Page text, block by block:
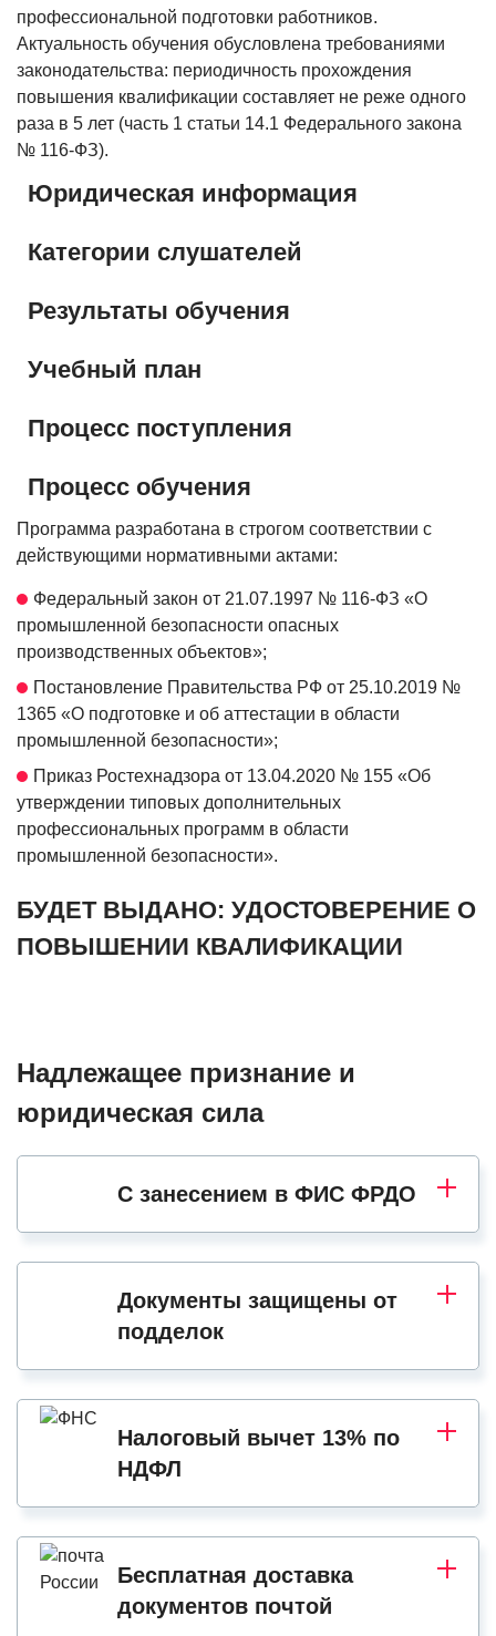
профессиональной подготовки работников.
Актуальность обучения обусловлена требованиями
законодательства: периодичность прохождения
повышения квалификации составляет не реже одного
раза в 5 лет (часть 1 статьи 14.1 Федерального закона
№ 116-ФЗ).
Юридическая информация
Программа разработана в строгом соответствии с
действующими нормативными актами:
Федеральный закон от 21.07.1997 № 116-ФЗ «О
промышленной безопасности опасных
производственных объектов»;
Постановление Правительства РФ от 25.10.2019 №
1365 «О подготовке и об аттестации в области
промышленной безопасности»;
Приказ Ростехнадзора от 13.04.2020 № 155 «Об
утверждении типовых дополнительных
профессиональных программ в области
промышленной безопасности».
Категории слушателей
Результаты обучения
Учебный план
Процесс поступления
Процесс обучения
БУДЕТ ВЫДАНО: УДОСТОВЕРЕНИЕ О
ПОВЫШЕНИИ КВАЛИФИКАЦИИ
Надлежащее признание и
юридическая сила
С занесением в ФИС ФРДО
Документы защищены от
подделок
Налоговый вычет 13% по
НДФЛ
Бесплатная доставка
документов почтой